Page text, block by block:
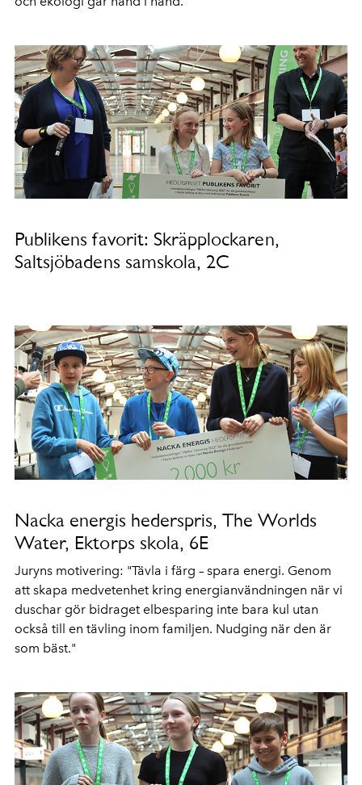
Publikens favorit: Skräpplockaren,
Saltsjöbadens samskola, 2C
Nacka energis hederspris, The Worlds
Water, Ektorps skola, 6E
Juryns motivering: "Tävla i färg – spara energi. Genom
att skapa medvetenhet kring energianvändningen när vi
duschar gör bidraget elbesparing inte bara kul utan
också till en tävling inom familjen. Nudging när den är
som bäst."